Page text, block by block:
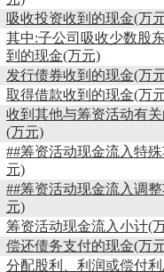
吸收投资收到的现金(万
其中:子公司吸收少数股
到的现金(万元)
发行债券收到的现金(万
取得借款收到的现金(万
收到其他与筹资活动有
(万元)
##筹资活动现金流入特
元)
##筹资活动现金流入调
元)
筹资活动现金流入小计(
偿还债务支付的现金(万
分配股利、利润或偿付